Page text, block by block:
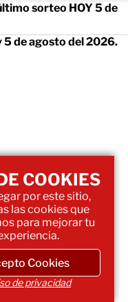
sorteo HOY 5 de
5 de agosto del 2026.
COOKIES
por este sitio,
las cookies que
para mejorar tu
Cookies
de privacidad